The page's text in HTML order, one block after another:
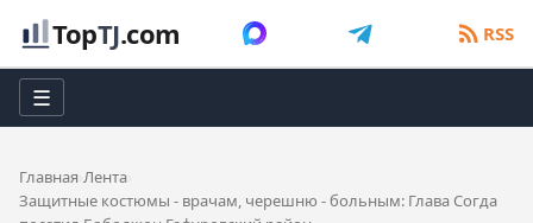
TopTJ.com RSS
☰
Главная Лента
Защитные костюмы - врачам, черешню - больным: Глава Согда